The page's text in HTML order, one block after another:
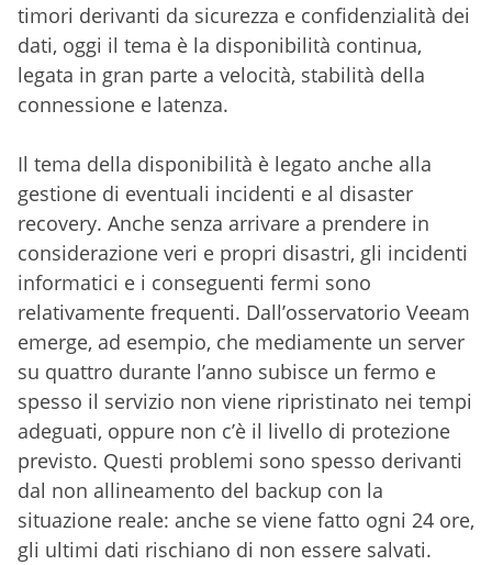
timori derivanti da sicurezza e confidenzialità dei
dati, oggi il tema è la disponibilità continua,
legata in gran parte a velocità, stabilità della
connessione e latenza.
Il tema della disponibilità è legato anche alla
gestione di eventuali incidenti e al disaster
recovery. Anche senza arrivare a prendere in
considerazione veri e propri disastri, gli incidenti
informatici e i conseguenti fermi sono
relativamente frequenti. Dall’osservatorio Veeam
emerge, ad esempio, che mediamente un server
su quattro durante l’anno subisce un fermo e
spesso il servizio non viene ripristinato nei tempi
adeguati, oppure non c’è il livello di protezione
previsto. Questi problemi sono spesso derivanti
dal non allineamento del backup con la
situazione reale: anche se viene fatto ogni 24 ore,
gli ultimi dati rischiano di non essere salvati.